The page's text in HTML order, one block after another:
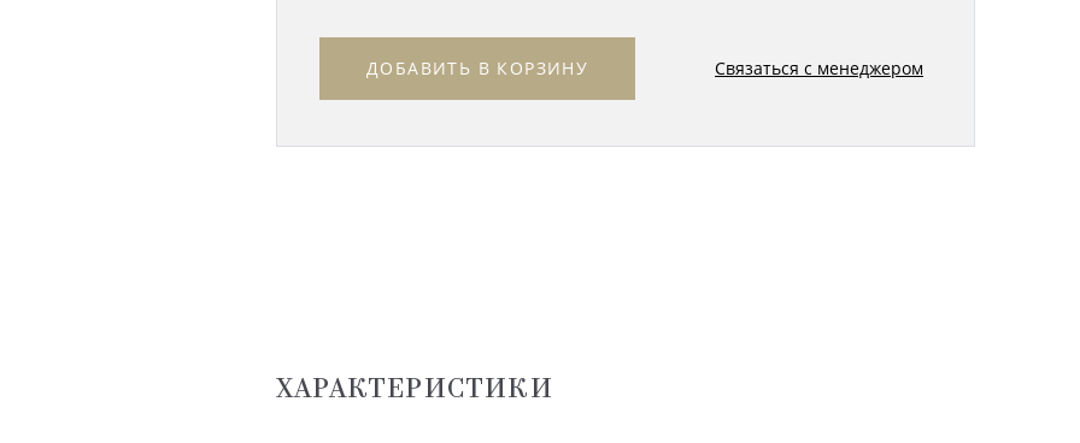
ДОБАВИТЬ В КОРЗИНУ Связаться с менеджером
ХАРАКТЕРИСТИКИ